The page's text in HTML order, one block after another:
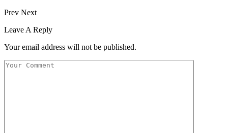
Prev Next
Leave A Reply
Your email address will not be published.